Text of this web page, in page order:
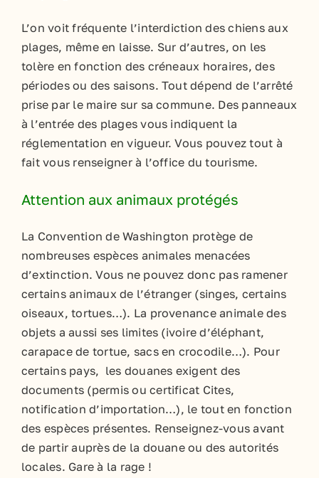
L’on voit fréquente l’interdiction des chiens aux
plages, même en laisse. Sur d’autres, on les
tolère en fonction des créneaux horaires, des
périodes ou des saisons. Tout dépend de l’arrêté
prise par le maire sur sa commune. Des panneaux
à l’entrée des plages vous indiquent la
réglementation en vigueur. Vous pouvez tout à
fait vous renseigner à l’office du tourisme.
Attention aux animaux protégés
La Convention de Washington protège de
nombreuses espèces animales menacées
d’extinction. Vous ne pouvez donc pas ramener
certains animaux de l’étranger (singes, certains
oiseaux, tortues…). La provenance animale des
objets a aussi ses limites (ivoire d’éléphant,
carapace de tortue, sacs en crocodile…). Pour
certains pays, les douanes exigent des
documents (permis ou certificat Cites,
notification d’importation…), le tout en fonction
des espèces présentes. Renseignez-vous avant
de partir auprès de la douane ou des autorités
locales. Gare à la rage !